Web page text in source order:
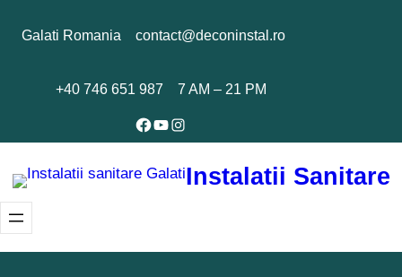
Galati Romania contact@deconinstal.ro
+40 746 651 987 7 AM – 21 PM
Facebook
YouTube
Instagram
Instalatii Sanitare